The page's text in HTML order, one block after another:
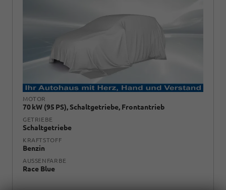
MOTOR
70 kW (95 PS), Schaltgetriebe, Frontantrieb
GETRIEBE
Schaltgetriebe
KRAFTSTOFF
Benzin
AUSSENFARBE
Race Blue